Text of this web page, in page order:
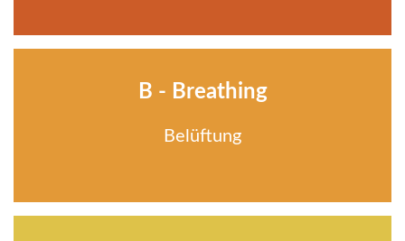
B - Breathing
Belüftung